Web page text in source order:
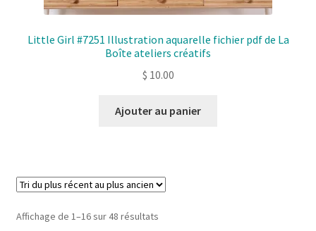
Little Girl #7251 Illustration aquarelle fichier pdf de La
Boîte ateliers créatifs
$ 10.00
Ajouter au panier
Affichage de 1–16 sur 48 résultatsSorted